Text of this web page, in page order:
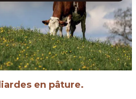
en pâture.